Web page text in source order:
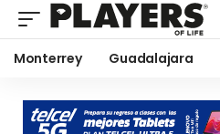
Monterrey Guadalajara